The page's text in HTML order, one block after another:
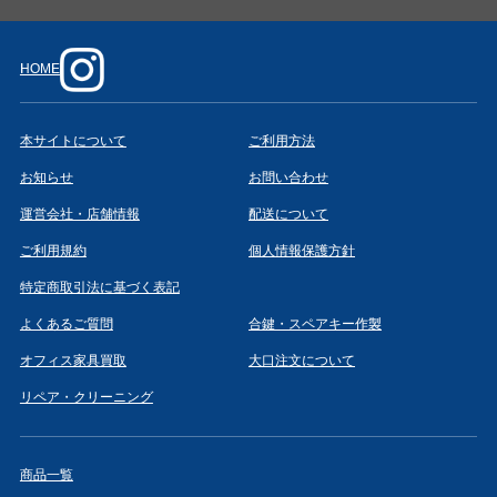
HOME
本サイトについて ご利用方法
お知らせ お問い合わせ
運営会社・店舗情報 配送について
ご利用規約 個人情報保護方針
特定商取引法に基づく表記
よくあるご質問 合鍵・スペアキー作製
オフィス家具買取 大口注文について
リペア・クリーニング
商品一覧